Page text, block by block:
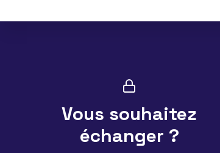
Vous souhaitez
échanger ?